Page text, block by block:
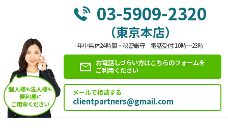
03-5909-2320
（東京本店）
年中無休24時間・秘密厳守 電話受付:10時～23時
お電話しづらい方はこちらのフォームを
ご利用ください
メールで相談する
clientpartners@gmail.com